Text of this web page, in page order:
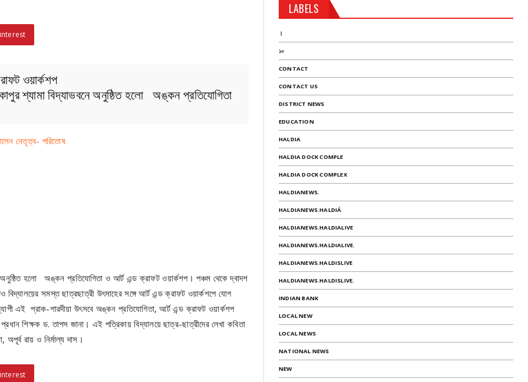
ওয়ার্কশপ
শ্যামা বিদ্যাভবনে অনুষ্ঠিত হলো অঙ্কন প্রতিযোগিতা
নেতৃত্ব- পরিতোষ
অনুষ্ঠিত হলো অঙ্কন প্রতিযোগিতা ও আর্ট এন্ড ক্রাফট ওয়ার্কশপ। পঞ্চম থেকে দ্বাদশ
সমস্ত ছাত্রছাত্রী উৎসাহের সঙ্গে আর্ট এন্ড ক্রাফট ওয়ার্কশপে যোগ
এই প্রাক-শারদীয়া উৎসবে অঙ্কন প্রতিযোগিতা, আর্ট এন্ড ক্রাফট ওয়ার্কশপ
শিক্ষক ড. তাপস জানা। এই পত্রিকায় বিদ্যালয়ে ছাত্র-ছাত্রীদের লেখা কবিতা
রায় ও নির্মাল্য দাস।
LABELS
।
১০
CONTACT
CONTACT US
DISTRICT NEWS
EDUCATION
HALDIA
HALDIA DOCK COMPLE
HALDIA DOCK COMPLEX
HALDIANEWS.
HALDIANEWS.HALDIÁ
HALDIANEWS.HALDIALIVE
HALDIANEWS.HALDIALIVE.
HALDIANEWS.HALDISLIVE
HALDIANEWS.HALDISLIVE.
INDIAN BANK
LOCAL NEW
LOCAL NEWS
NATIONAL NEWS
NEW